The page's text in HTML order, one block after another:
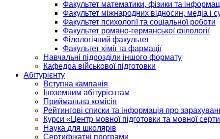
Факультет математики, фізики та
Факультет міжнародних відносин, медіа і
Факультет психології та соціальної роботи
Факультет романо-германської філології
Філологічний факультет
Факультет хімії та фармації
Навчальні підрозділи іншого формату
Кафедра військової підготовки
Абітурієнту
Вступна кампанія
Іноземним абітурієнтам
Приймальна комісія
Рейтингові списки та інформація про
Курси «Центр мовної підготовки та мовної
Наука для школярів
Сертифікатні програми